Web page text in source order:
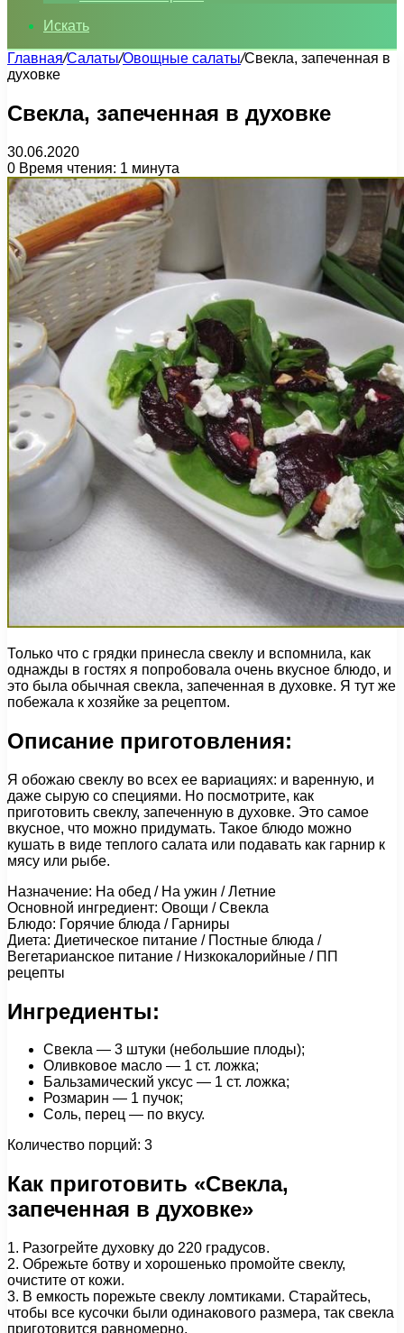
Искать
Главная/Салаты/Овощные салаты/Свекла, запеченная в
духовке
Свекла, запеченная в духовке
30.06.2020
0 Время чтения: 1 минута
Только что с грядки принесла свеклу и вспомнила, как
однажды в гостях я попробовала очень вкусное блюдо, и
это была обычная свекла, запеченная в духовке. Я тут же
побежала к хозяйке за рецептом.
Описание приготовления:
Я обожаю свеклу во всех ее вариациях: и варенную, и
даже сырую со специями. Но посмотрите, как
приготовить свеклу, запеченную в духовке. Это самое
вкусное, что можно придумать. Такое блюдо можно
кушать в виде теплого салата или подавать как гарнир к
мясу или рыбе.
Назначение: На обед / На ужин / Летние
Основной ингредиент: Овощи / Свекла
Блюдо: Горячие блюда / Гарниры
Диета: Диетическое питание / Постные блюда /
Вегетарианское питание / Низкокалорийные / ПП
рецепты
Ингредиенты:
Свекла — 3 штуки (небольшие плоды);
Оливковое масло — 1 ст. ложка;
Бальзамический уксус — 1 ст. ложка;
Розмарин — 1 пучок;
Соль, перец — по вкусу.
Количество порций: 3
Как приготовить «Свекла,
запеченная в духовке»
1. Разогрейте духовку до 220 градусов.
2. Обрежьте ботву и хорошенько промойте свеклу,
очистите от кожи.
3. В емкость порежьте свеклу ломтиками. Старайтесь,
чтобы все кусочки были одинакового размера, так свекла
приготовится равномерно.